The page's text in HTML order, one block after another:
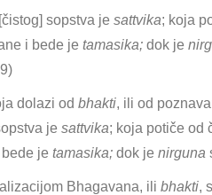
sopstva je sattvika; koja
i bede je tamasika; dok je
dolazi od bhakti, ili od
je sattvika; koja potiče od
je tamasika; dok je nirguna
Bhagavana, ili bhakti,